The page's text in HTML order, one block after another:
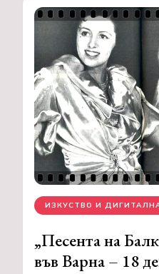
ИЗКУСТВО И
„Песента на
във Варна – 18